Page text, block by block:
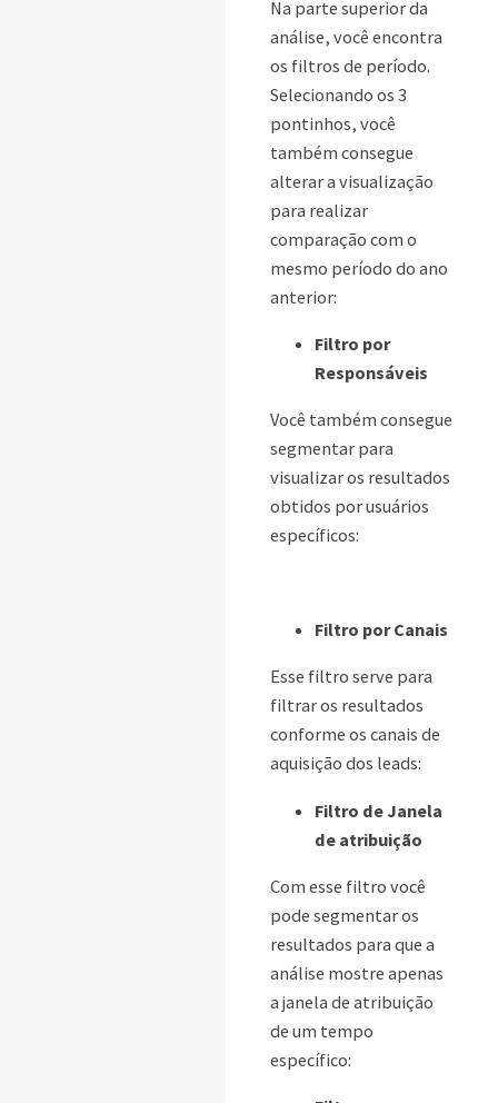
Na parte superior da
análise, você encontra
os filtros de período.
Selecionando os 3
pontinhos, você
também consegue
alterar a visualização
para realizar
comparação com o
mesmo período do ano
anterior:
Filtro por
Responsáveis
Você também consegue
segmentar para
visualizar os resultados
obtidos por usuários
específicos:
Filtro por Canais
Esse filtro serve para
filtrar os resultados
conforme os canais de
aquisição dos leads:
Filtro de Janela
de atribuição
Com esse filtro você
pode segmentar os
resultados para que a
análise mostre apenas
a janela de atribuição
de um tempo
específico: